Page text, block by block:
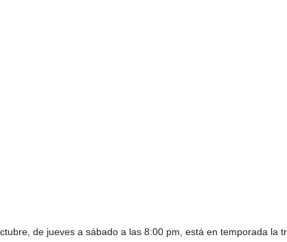
de jueves a sábado a las 8:00 pm, está en temporada la